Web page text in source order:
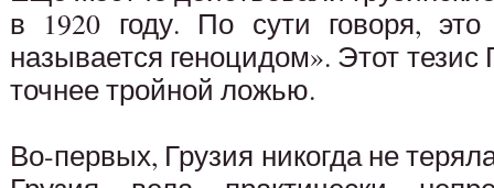
в 1920 году. По сути говоря,
называется геноцидом». Этот
точнее тройной ложью.
Во-первых, Грузия никогда не